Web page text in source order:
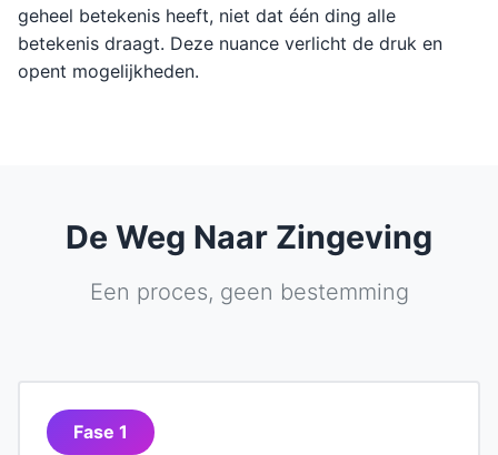
geheel betekenis heeft, niet dat één ding alle
betekenis draagt. Deze nuance verlicht de druk en
opent mogelijkheden.
De Weg Naar Zingeving
Een proces, geen bestemming
Fase 1